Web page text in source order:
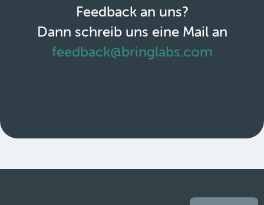
Feedback an uns?
Dann schreib uns eine Mail an
feedback@bringlabs.com